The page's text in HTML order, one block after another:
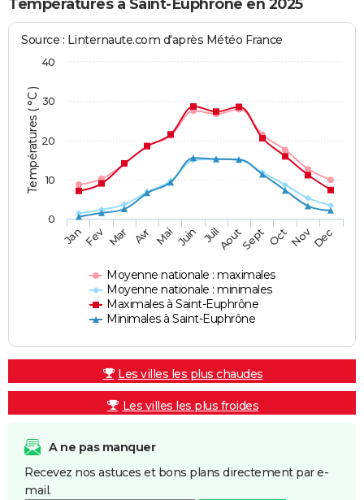
Températures à Saint-Euphrône en 2025
Températures ( °C )
Source : Linternaute.com d'après Météo France
Moyenne nationale : maximales
Moyenne nationale : minimales
Maximales à Saint-Euphrône
Minimales à Saint-Euphrône
JanFev Mar Avr Mai Juin JuilAoutSept OctNovDec
0
10
20
30
40
Les villes les plus chaudes
Les villes les plus froides
A ne pas manquer
Recevez nos astuces et bons plans directement par e-
mail.